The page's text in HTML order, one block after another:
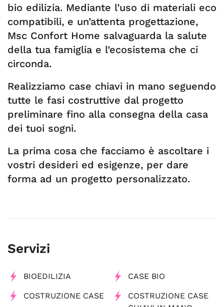
bio edilizia. Mediante l’uso di materiali eco
compatibili, e un’attenta progettazione,
Msc Confort Home salvaguarda la salute
della tua famiglia e l’ecosistema che ci
circonda.
Realizziamo case chiavi in mano seguendo
tutte le fasi costruttive dal progetto
preliminare fino alla consegna della casa
dei tuoi sogni.
La prima cosa che facciamo è ascoltare i
vostri desideri ed esigenze, per dare
forma ad un progetto personalizzato.
Servizi
BIOEDILIZIA CASE BIO
COSTRUZIONE CASE
COSTRUZIONE CASE